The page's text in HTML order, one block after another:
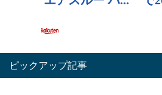
ピックアップ記事